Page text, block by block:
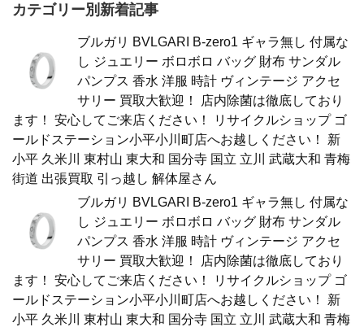
カテゴリー別新着記事
ブルガリ BVLGARI B-zero1 ギャラ無し 付属な
し ジュエリー ボロボロ バッグ 財布 サンダル
パンプス 香水 洋服 時計 ヴィンテージ アクセ
サリー 買取大歓迎！ 店内除菌は徹底しており
ます！ 安心してご来店ください！ リサイクルショップ ゴ
ールドステーション小平小川町店へお越しください！ 新
小平 久米川 東村山 東大和 国分寺 国立 立川 武蔵大和 青梅
街道 出張買取 引っ越し 解体屋さん
ブルガリ BVLGARI B-zero1 ギャラ無し 付属な
し ジュエリー ボロボロ バッグ 財布 サンダル
パンプス 香水 洋服 時計 ヴィンテージ アクセ
サリー 買取大歓迎！ 店内除菌は徹底しており
ます！ 安心してご来店ください！ リサイクルショップ ゴ
ールドステーション小平小川町店へお越しください！ 新
小平 久米川 東村山 東大和 国分寺 国立 立川 武蔵大和 青梅